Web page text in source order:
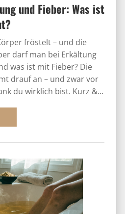
und Fieber: Was ist
fröstelt – und die
darf man bei Erkältung
was ist mit Fieber? Die
drauf an – und zwar vor
du wirklich bist. Kurz &...